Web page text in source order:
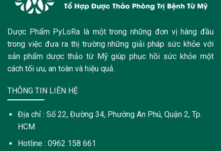
Dược Phẩm PyLoRa là một trong những đơn vị hàng đầu
trong việc đưa ra thị trường những giải pháp sức khỏe với
sản phẩm dược thảo từ Mỹ giúp phục hồi sức khỏe một
cách tối ưu, an toàn và hiệu quả.
THÔNG TIN LIÊN HỆ
Địa chỉ : Số 22, Đường 34, Phường An Phú, Quận 2, Tp.
HCM
Hotline : 0962 158 661